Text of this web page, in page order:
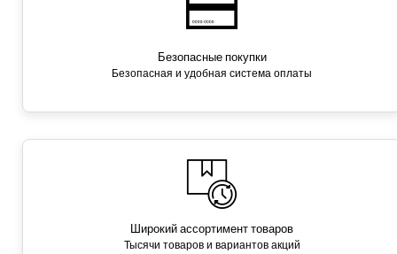
Безопасные покупки
Безопасная и удобная система оплаты
Широкий ассортимент товаров
Тысячи товаров и вариантов акций